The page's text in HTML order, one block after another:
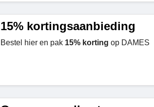
15% kortingsaanbieding
Bestel hier en pak15% korting op DAMES